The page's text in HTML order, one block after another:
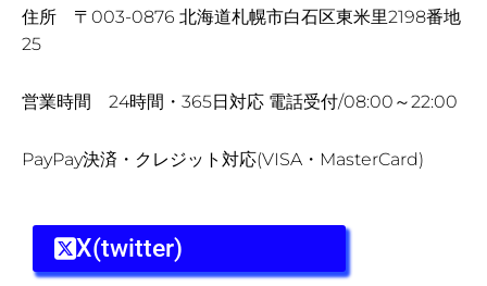
住所 〒003-0876 北海道札幌市白石区東米里2198番地
25
営業時間 24時間・365日対応 電話受付/08:00～22:00
PayPay決済・クレジット対応(VISA・MasterCard)
X(twitter)